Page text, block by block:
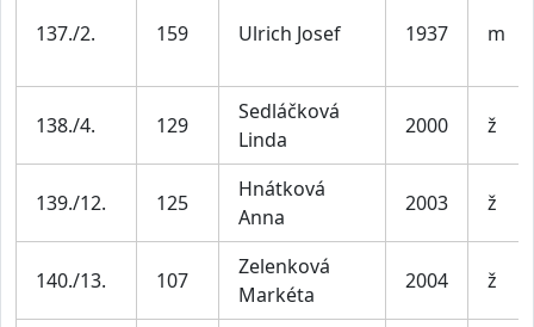
137./2. 159 Ulrich Josef 1937 m
138./4. 129
Sedláčková
Linda
2000 ž
139./12. 125
Hnátková
Anna
2003 ž
140./13. 107
Zelenková
Markéta
2004 ž